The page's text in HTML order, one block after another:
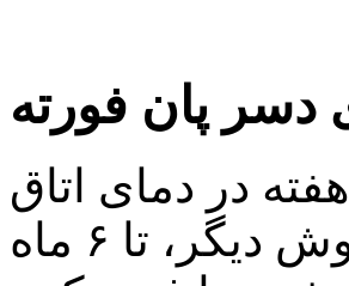
با بسته بندی محکم در پلاستیک، حدود ۳-۴ هفته در دمای اتاق
خنک یا در یخچال نگهداری می شود. روش دیگر، تا ۶ ماه